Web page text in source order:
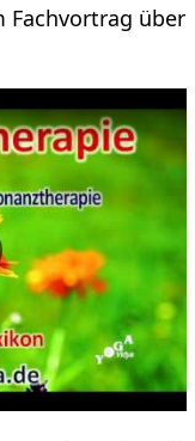
Fachvortrag über